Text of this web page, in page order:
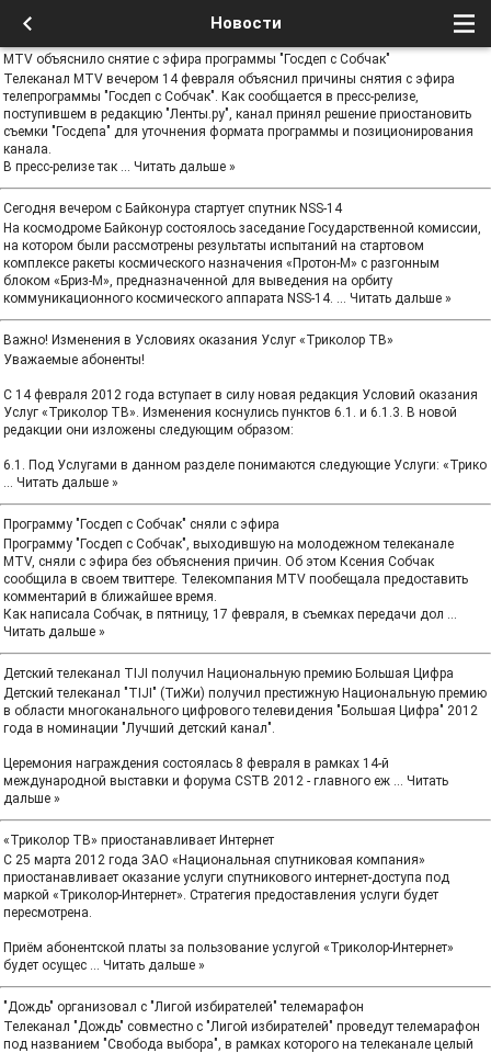
Новости
MTV объяснило снятие с эфира программы "Госдеп с Собчак"
Телеканал MTV вечером 14 февраля объяснил причины снятия с эфира
телепрограммы "Госдеп с Собчак". Как сообщается в пресс-релизе,
поступившем в редакцию "Ленты.ру", канал принял решение приостановить
съемки "Госдепа" для уточнения формата программы и позиционирования
канала.
В пресс-релизе так ... Читать дальше »
Сегодня вечером с Байконура стартует спутник NSS-14
На космодроме Байконур состоялось заседание Государственной комиссии,
на котором были рассмотрены результаты испытаний на стартовом
комплексе ракеты космического назначения «Протон-М» с разгонным
блоком «Бриз-М», предназначенной для выведения на орбиту
коммуникационного космического аппарата NSS-14. ... Читать дальше »
Важно! Изменения в Условиях оказания Услуг «Триколор ТВ»
Уважаемые абоненты!
С 14 февраля 2012 года вступает в силу новая редакция Условий оказания
Услуг «Триколор ТВ». Изменения коснулись пунктов 6.1. и 6.1.3. В новой
редакции они изложены следующим образом:
6.1. Под Услугами в данном разделе понимаются следующие Услуги: «Трико
... Читать дальше »
Программу "Госдеп с Собчак" сняли с эфира
Программу "Госдеп с Собчак", выходившую на молодежном телеканале
MTV, сняли с эфира без объяснения причин. Об этом Ксения Собчак
сообщила в своем твиттере. Телекомпания MTV пообещала предоставить
комментарий в ближайшее время.
Как написала Собчак, в пятницу, 17 февраля, в съемках передачи дол ...
Читать дальше »
Детский телеканал TIJI получил Национальную премию Большая Цифра
Детский телеканал "TIJI" (ТиЖи) получил престижную Национальную премию
в области многоканального цифрового телевидения "Большая Цифра" 2012
года в номинации "Лучший детский канал".
Церемония награждения состоялась 8 февраля в рамках 14-й
международной выставки и форума CSTB 2012 - главного еж ... Читать
дальше »
«Триколор ТВ» приостанавливает Интернет
С 25 марта 2012 года ЗАО «Национальная спутниковая компания»
приостанавливает оказание услуги спутникового интернет-доступа под
маркой «Триколор-Интернет». Стратегия предоставления услуги будет
пересмотрена.
Приём абонентской платы за пользование услугой «Триколор-Интернет»
будет осущес ... Читать дальше »
"Дождь" организовал с "Лигой избирателей" телемарафон
Телеканал "Дождь" совместно с "Лигой избирателей" проведут телемарафон
под названием "Свобода выбора", в рамках которого на телеканале целый